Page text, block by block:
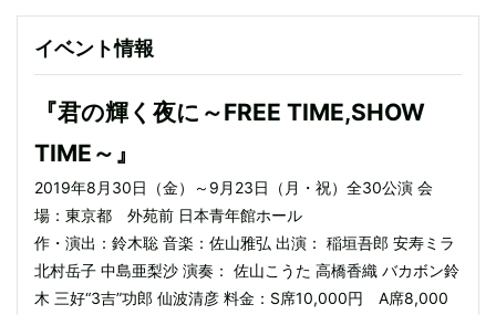
イベント情報
『君の輝く夜に～FREE TIME,SHOW
TIME～』
2019年8月30日（金）～9月23日（月・祝）全30公演 会
場：東京都 外苑前 日本青年館ホール
作・演出：鈴木聡 音楽：佐山雅弘 出演： 稲垣吾郎 安寿ミラ
北村岳子 中島亜梨沙 演奏： 佐山こうた 高橋香織 バカボン鈴
木 三好“3吉”功郎 仙波清彦 料金：S席10,000円 A席8,000